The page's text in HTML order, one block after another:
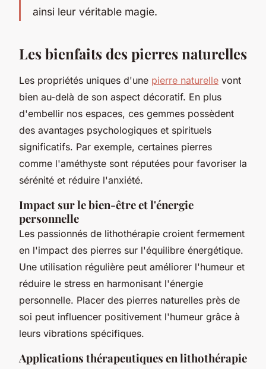
ainsi leur véritable magie.
Les bienfaits des pierres naturelles
Les propriétés uniques d'une pierre naturelle vont
bien au-delà de son aspect décoratif. En plus
d'embellir nos espaces, ces gemmes possèdent
des avantages psychologiques et spirituels
significatifs. Par exemple, certaines pierres
comme l'améthyste sont réputées pour favoriser la
sérénité et réduire l'anxiété.
Impact sur le bien-être et l'énergie
personnelle
Les passionnés de lithothérapie croient fermement
en l'impact des pierres sur l'équilibre énergétique.
Une utilisation régulière peut améliorer l'humeur et
réduire le stress en harmonisant l'énergie
personnelle. Placer des pierres naturelles près de
soi peut influencer positivement l'humeur grâce à
leurs vibrations spécifiques.
Applications thérapeutiques en lithothérapie